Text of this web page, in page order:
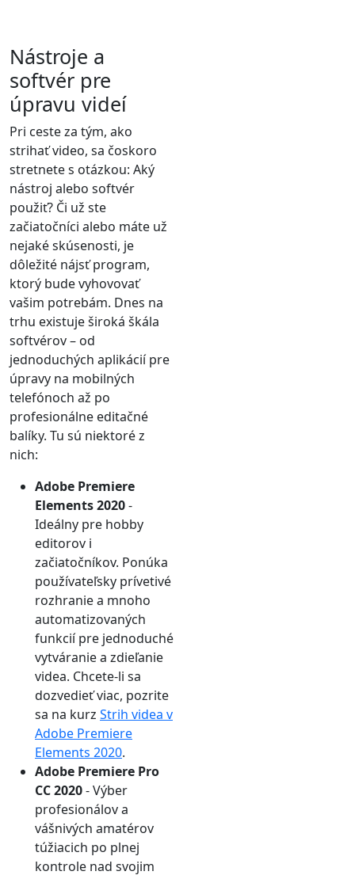
Nástroje a
softvér pre
úpravu videí
Pri ceste za tým, ako
strihať video, sa čoskoro
stretnete s otázkou: Aký
nástroj alebo softvér
použiť? Či už ste
začiatočníci alebo máte už
nejaké skúsenosti, je
dôležité nájsť program,
ktorý bude vyhovovať
vašim potrebám. Dnes na
trhu existuje široká škála
softvérov – od
jednoduchých aplikácií pre
úpravy na mobilných
telefónoch až po
profesionálne editačné
balíky. Tu sú niektoré z
nich:
Adobe Premiere
Elements 2020-
Ideálny pre hobby
editorov i
začiatočníkov. Ponúka
používateľsky prívetivé
rozhranie a mnoho
automatizovaných
funkcií pre jednoduché
vytváranie a zdieľanie
videa. Chcete-li sa
dozvedieť viac, pozrite
sa na kurz Strih videa v
Adobe Premiere
Elements 2020.
Adobe Premiere Pro
CC 2020- Výber
profesionálov a
vášnivých amatérov
túžiacich po plnej
kontrole nad svojim